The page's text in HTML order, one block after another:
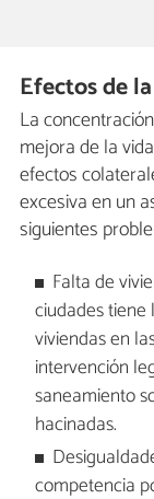
Efectos de
La
mejora de la
efectos
excesiva en un
siguientes
Falta de
ciudades
viviendas en
intervención
saneamiento
hacinadas.
competencia